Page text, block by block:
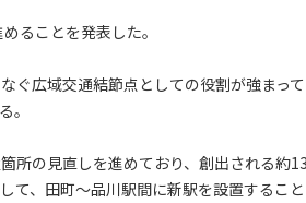
ることを発表した。
ぐ広域交通結節点としての役割が強まっ
。
所の見直しを進めており、創出される約
て、田町～品川駅間に新駅を設置するこ